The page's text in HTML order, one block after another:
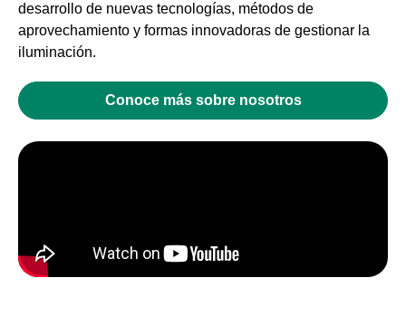
desarrollo de nuevas tecnologías, métodos de
aprovechamiento y formas innovadoras de gestionar la
iluminación.
Conoce más sobre nosotros